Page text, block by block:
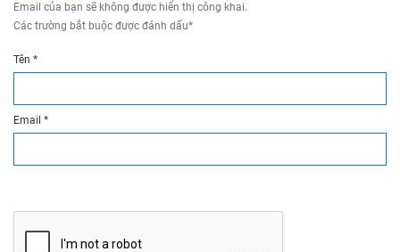
Email của bạn sẽ không được hiển thị công khai.
Các trường bắt buộc được đánh dấu*
Tên *
Email *